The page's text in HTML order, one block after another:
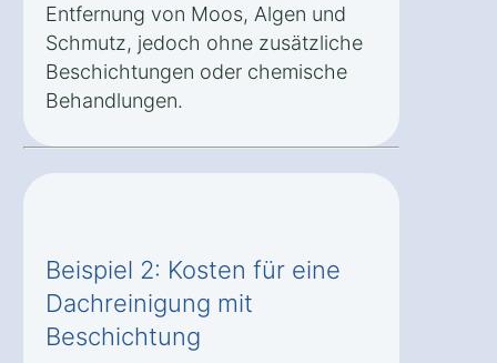
Entfernung von Moos, Algen und
Schmutz, jedoch ohne zusätzliche
Beschichtungen oder chemische
Behandlungen.
Beispiel 2: Kosten für eine
Dachreinigung mit
Beschichtung